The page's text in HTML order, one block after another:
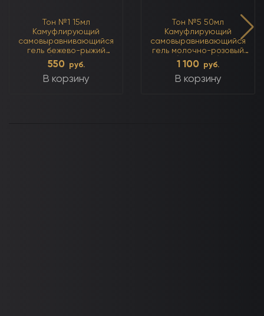
Тон №1 15мл
Камуфлирующий
самовыравнивающийся
гель бежево-рыжий
(тёплый)
550 руб.
В корзину
Тон №5 50мл
Камуфлирующий
самовыравнивающийся
гель молочно-розовый
(холодный)
1 100 руб.
В корзину